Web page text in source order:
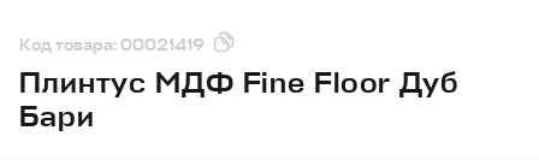
Код товара: 00021419
Плинтус МДФ Fine Floor Дуб
Бари